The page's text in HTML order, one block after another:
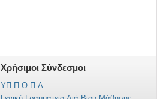
Χρήσιμοι Σύνδεσμοι
ΥΠ.Π.Θ.Π.Α.